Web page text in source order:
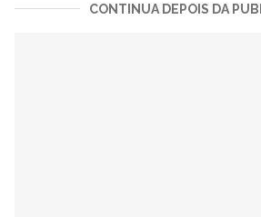
CONTINUA DEPOIS DA